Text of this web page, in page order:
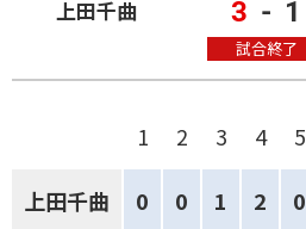
上田千曲 3 - 1
試合終了
1 2 3 4 5
上田千曲 0 0 1 2 0